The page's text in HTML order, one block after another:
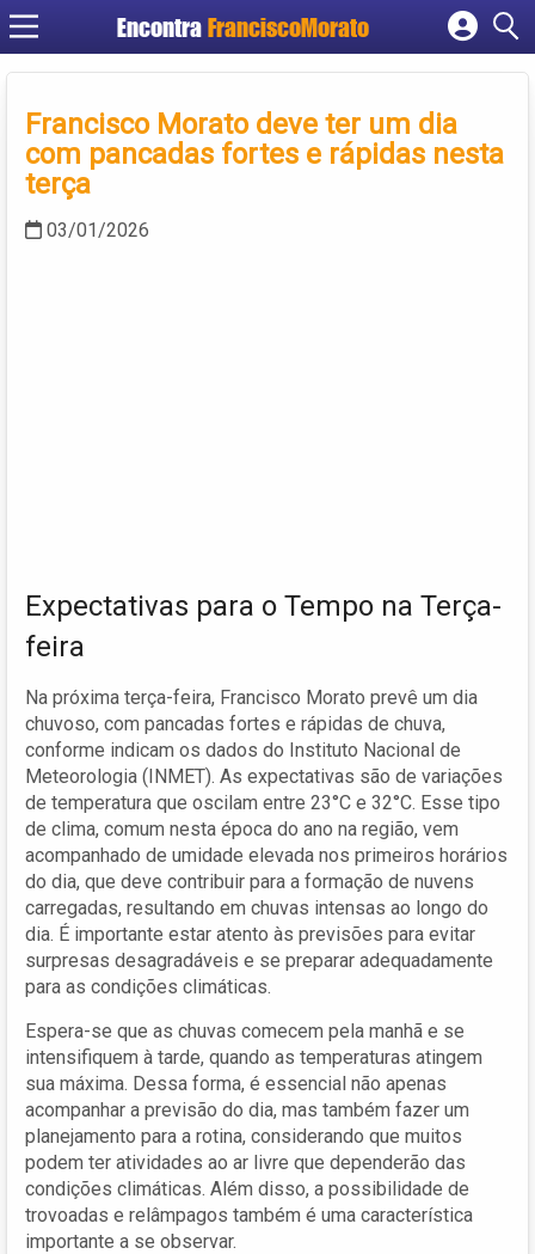
Encontra FranciscoMorato
Cadastrar empresa
Criar conta
Francisco Morato deve ter um dia
com pancadas fortes e rápidas nesta
terça
03/01/2026
Expectativas para o Tempo na Terça-
feira
Na próxima terça-feira, Francisco Morato prevê um dia
chuvoso, com pancadas fortes e rápidas de chuva,
conforme indicam os dados do Instituto Nacional de
Meteorologia (INMET). As expectativas são de variações
de temperatura que oscilam entre 23°C e 32°C. Esse tipo
de clima, comum nesta época do ano na região, vem
acompanhado de umidade elevada nos primeiros horários
do dia, que deve contribuir para a formação de nuvens
carregadas, resultando em chuvas intensas ao longo do
dia. É importante estar atento às previsões para evitar
surpresas desagradáveis e se preparar adequadamente
para as condições climáticas.
Espera-se que as chuvas comecem pela manhã e se
intensifiquem à tarde, quando as temperaturas atingem
sua máxima. Dessa forma, é essencial não apenas
acompanhar a previsão do dia, mas também fazer um
planejamento para a rotina, considerando que muitos
podem ter atividades ao ar livre que dependerão das
condições climáticas. Além disso, a possibilidade de
trovoadas e relâmpagos também é uma característica
importante a se observar.